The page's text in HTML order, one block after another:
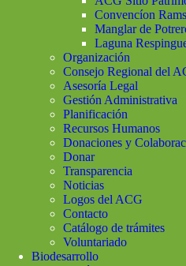
Convencíon
Manglar de
Laguna
Organización
Consejo Regional del
Asesoría Legal
Gestión Administrativa
Planificación
Recursos Humanos
Donaciones y
Donar
Transparencia
Noticias
Logos del ACG
Contacto
Catálogo de trámites
Voluntariado
Biodesarrollo